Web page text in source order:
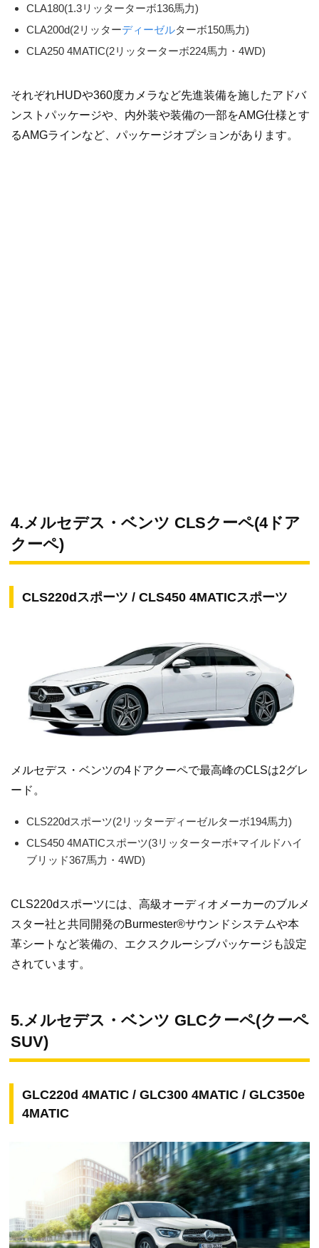
CLA180(1.3リッターターボ136馬力)
CLA200d(2リッターディーゼルターボ150馬力)
CLA250 4MATIC(2リッターターボ224馬力・4WD)
それぞれHUDや360度カメラなど先進装備を施したアドバ
ンストパッケージや、内外装や装備の一部をAMG仕様とす
るAMGラインなど、パッケージオプションがあります。
4.メルセデス・ベンツ CLSクーペ(4ドア
クーペ)
CLS220dスポーツ / CLS450 4MATICスポーツ
メルセデス・ベンツの4ドアクーペで最高峰のCLSは2グレ
ード。
CLS220dスポーツ(2リッターディーゼルターボ194馬力)
CLS450 4MATICスポーツ(3リッターターボ+マイルドハイ
ブリッド367馬力・4WD)
CLS220dスポーツには、高級オーディオメーカーのブルメ
スター社と共同開発のBurmester®サウンドシステムや本
革シートなど装備の、エクスクルーシブパッケージも設定
されています。
5.メルセデス・ベンツ GLCクーペ(クーペ
SUV)
GLC220d 4MATIC / GLC300 4MATIC / GLC350e
4MATIC